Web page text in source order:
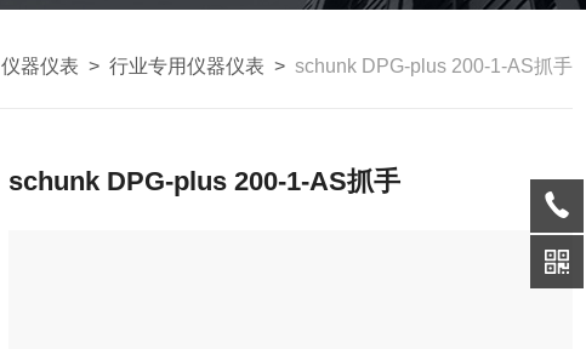
仪器仪表 > 行业专用仪器仪表 > schunk DPG-plus 200-1-AS抓手
schunk DPG-plus 200-1-AS抓手